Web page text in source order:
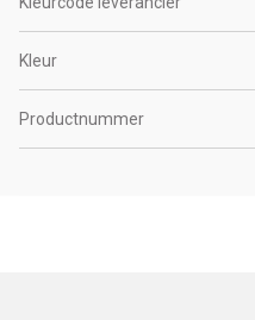
Kleur
Productnummer